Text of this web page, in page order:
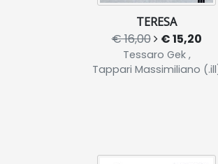
TERESA
€ 16,00 € 15,20
Tessaro Gek ,
Tappari Massimiliano